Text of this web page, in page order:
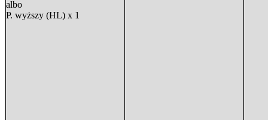
albo
P. wyższy (HL) x 1